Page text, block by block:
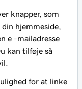
knapper, som
hjemmeside,
e -mailadresse
kan tilføje så
for at linke